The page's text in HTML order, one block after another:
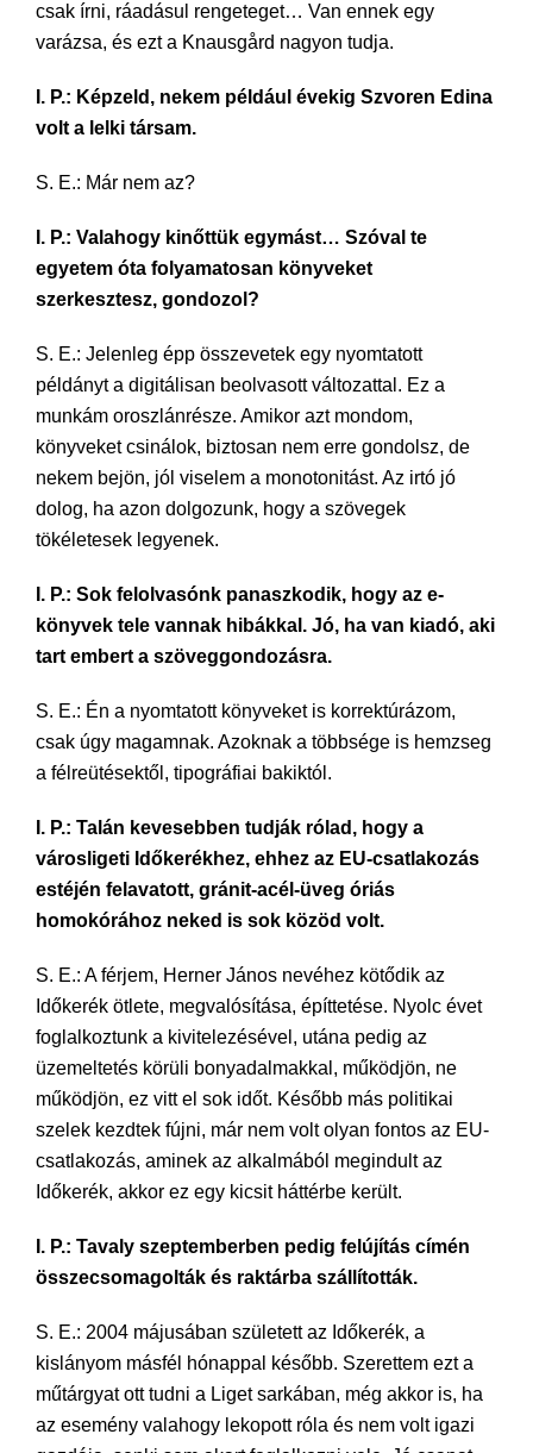
csak írni, ráadásul rengeteget… Van ennek egy
varázsa, és ezt a Knausgård nagyon tudja.
I. P.: Képzeld, nekem például évekig Szvoren Edina
volt a lelki társam.
S. E.: Már nem az?
I. P.: Valahogy kinőttük egymást… Szóval te
egyetem óta folyamatosan könyveket
szerkesztesz, gondozol?
S. E.: Jelenleg épp összevetek egy nyomtatott
példányt a digitálisan beolvasott változattal. Ez a
munkám oroszlánrésze. Amikor azt mondom,
könyveket csinálok, biztosan nem erre gondolsz, de
nekem bejön, jól viselem a monotonitást. Az irtó jó
dolog, ha azon dolgozunk, hogy a szövegek
tökéletesek legyenek.
I. P.: Sok felolvasónk panaszkodik, hogy az e-
könyvek tele vannak hibákkal. Jó, ha van kiadó, aki
tart embert a szöveggondozásra.
S. E.: Én a nyomtatott könyveket is korrektúrázom,
csak úgy magamnak. Azoknak a többsége is hemzseg
a félreütésektől, tipográfiai bakiktól.
I. P.: Talán kevesebben tudják rólad, hogy a
városligeti Időkerékhez, ehhez az EU-csatlakozás
estéjén felavatott, gránit-acél-üveg óriás
homokórához neked is sok közöd volt.
S. E.: A férjem, Herner János nevéhez kötődik az
Időkerék ötlete, megvalósítása, építtetése. Nyolc évet
foglalkoztunk a kivitelezésével, utána pedig az
üzemeltetés körüli bonyadalmakkal, működjön, ne
működjön, ez vitt el sok időt. Később más politikai
szelek kezdtek fújni, már nem volt olyan fontos az EU-
csatlakozás, aminek az alkalmából megindult az
Időkerék, akkor ez egy kicsit háttérbe került.
I. P.: Tavaly szeptemberben pedig felújítás címén
összecsomagolták és raktárba szállították.
S. E.: 2004 májusában született az Időkerék, a
kislányom másfél hónappal később. Szerettem ezt a
műtárgyat ott tudni a Liget sarkában, még akkor is, ha
az esemény valahogy lekopott róla és nem volt igazi